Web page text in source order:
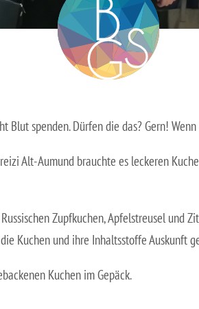
spenden. Dürfen die das? Gern!
Alt-Aumund brauchte es leckeren
Zupfkuchen, Apfelstreusel und
Kuchen und ihre Inhaltsstoffe Auskunft
Kuchen im Gepäck.